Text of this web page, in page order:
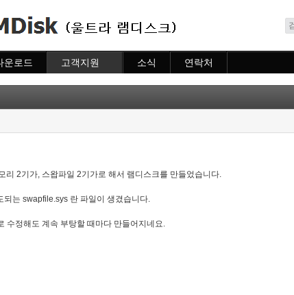
운로드 고객지원
질문하기
소식 연락처
리 2기가, 스왑파일 2기가로 해서 램디스크를 만들었습니다.
는 swapfile.sys 란 파일이 생겼습니다.
수정해도 계속 부탕할 때마다 만들어지네요.